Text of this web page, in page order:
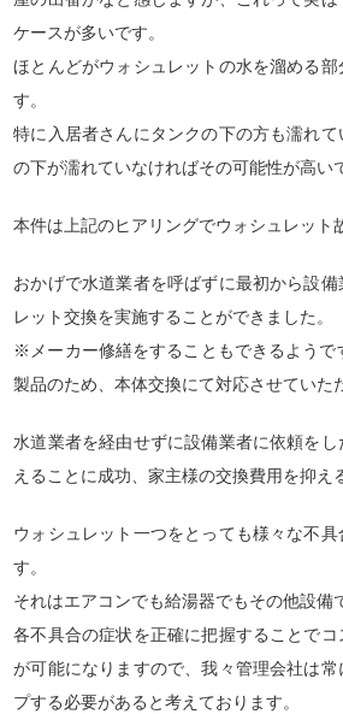
ケースが多いです。
ほとんどがウォシュレットの水を溜める
す。
特に入居者さんにタンクの下の方も濡れ
の下が濡れていなければその可能性が高い
本件は上記のヒアリングでウォシュレット
おかげで水道業者を呼ばずに最初から設備
レット交換を実施することができました。
※メーカー修繕をすることもできるようで
製品のため、本体交換にて対応させていた
水道業者を経由せずに設備業者に依頼を
えることに成功、家主様の交換費用を抑え
ウォシュレット一つをとっても様々な不
す。
それはエアコンでも給湯器でもその他設備
各不具合の症状を正確に把握することで
が可能になりますので、我々管理会社は
プする必要があると考えております。